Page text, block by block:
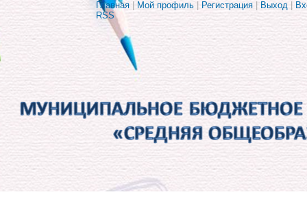
Главная Мой профиль Регистрация Выход
RSS